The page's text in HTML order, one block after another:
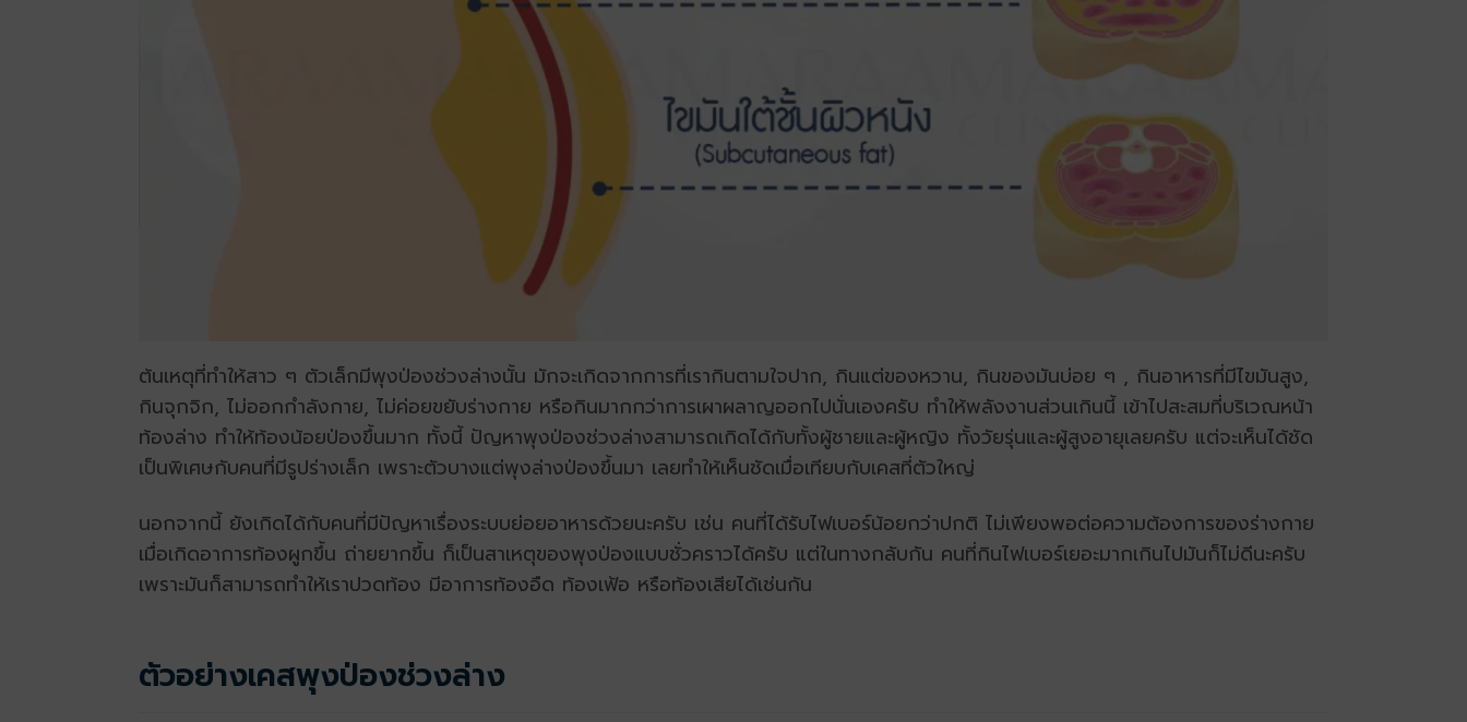
ต้นเหตุที่ทำให้สาว ๆ ตัวเล็กมีพุงป่องช่วงล่างนั้น มักจะเกิดจากการที่เรากินตามใจปาก, กินแต่ของหวาน, กินของมันบ่อย ๆ , กินอาหารที่มีไขมันสูง,
กินจุกจิก, ไม่ออกกำลังกาย, ไม่ค่อยขยับร่างกาย หรือกินมากกว่าการเผาผลาญออกไปนั่นเองครับ ทำให้พลังงานส่วนเกินนี้ เข้าไปสะสมที่บริเวณหน้า
ท้องล่าง ทำให้ท้องน้อยป่องขึ้นมาก ทั้งนี้ ปัญหาพุงป่องช่วงล่างสามารถเกิดได้กับทั้งผู้ชายและผู้หญิง ทั้งวัยรุ่นและผู้สูงอายุเลยครับ แต่จะเห็นได้ชัด
เป็นพิเศษกับคนที่มีรูปร่างเล็ก เพราะตัวบางแต่พุงล่างป่องขึ้นมา เลยทำให้เห็นชัดเมื่อเทียบกับเคสที่ตัวใหญ่
นอกจากนี้ ยังเกิดได้กับคนที่มีปัญหาเรื่องระบบย่อยอาหารด้วยนะครับ เช่น คนที่ได้รับไฟเบอร์น้อยกว่าปกติ ไม่เพียงพอต่อความต้องการของร่างกาย
เมื่อเกิดอาการท้องผูกขึ้น ถ่ายยากขึ้น ก็เป็นสาเหตุของพุงป่องแบบชั่วคราวได้ครับ แต่ในทางกลับกัน คนที่กินไฟเบอร์เยอะมากเกินไปมันก็ไม่ดีนะครับ
เพราะมันก็สามารถทำให้เราปวดท้อง มีอาการท้องอืด ท้องเฟ้อ หรือท้องเสียได้เช่นกัน
ตัวอย่างเคสพุงป่องช่วงล่าง